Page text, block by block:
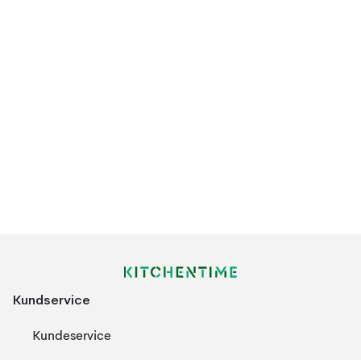
Kundservice
Kundeservice